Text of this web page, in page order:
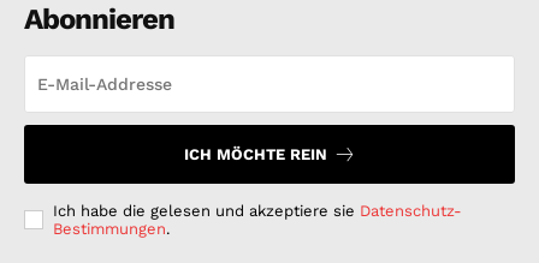
Abonnieren
ICH MÖCHTE REIN
Ich habe die gelesen und akzeptiere sie Datenschutz-
Bestimmungen.